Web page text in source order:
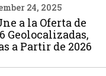
24, 2025
a la Oferta de
Geolocalizadas,
a Partir de 2026